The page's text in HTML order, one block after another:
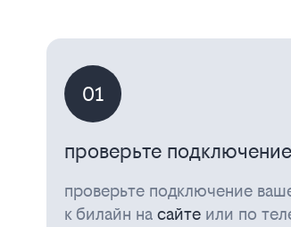
01
проверьте подключение
проверьте подключение
к билайн насайте или по